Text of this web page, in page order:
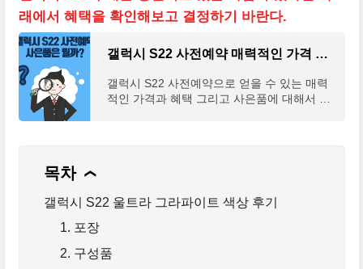
래에서 혜택을 확인해보고 결정하기 바란다.
갤럭시 S22 사전예약 매력적인 가격 혜택 사은품 총정리
갤럭시 S22 사전예약으로 얻을 수 있는 매력
적인 가격과 혜택 그리고 사은품에 대해서 정
목차 ❯
갤럭시 S22 울트라 그라파이트 색상 후기
1. 포장
2. 구성품